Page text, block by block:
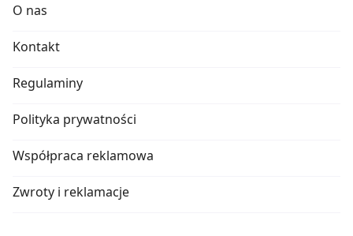
O nas
Kontakt
Regulaminy
Polityka prywatności
Współpraca reklamowa
Zwroty i reklamacje